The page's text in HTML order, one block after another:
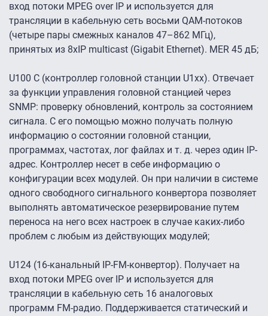
вход потоки MPEG over IP и используется для
трансляции в кабельную сеть восьми QAM-потоков
(четыре пары смежных каналов 47–862 МГц),
принятых из 8хIP multicast (Gigabit Ethernet). MER 45 дБ;
U100 C (контроллер головной станции U1xx). Отвечает
за функции управления головной станцией через
SNMP: проверку обновлений, контроль за состоянием
сигнала. С его помощью можно получать полную
информацию о состоянии головной станции,
программах, частотах, лог файлах и т. д. через один IP-
адрес. Контроллер несет в себе информацию о
конфигурации всех модулей. Он при наличии в системе
одного свободного сигнального конвертора позволяет
выполнять автоматическое резервирование путем
переноса на него всех настроек в случае каких-либо
проблем с любым из действующих модулей;
U124 (16-канальный IP-FM-конвертор). Получает на
вход потоки MPEG over IP и используется для
трансляции в кабельную сеть 16 аналоговых
программ FM-радио. Поддерживается статический и